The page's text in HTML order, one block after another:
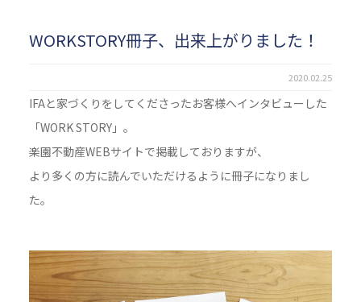
WORKSTORY冊子、出来上がりました！
2020.02.25
IFAと家づくりをしてくださったお客様へインタビューした
「WORK STORY」。
楽園不動産WEBサイトで掲載しておりますが、
より多くの方に読んでいただけるように冊子になりまし
た。